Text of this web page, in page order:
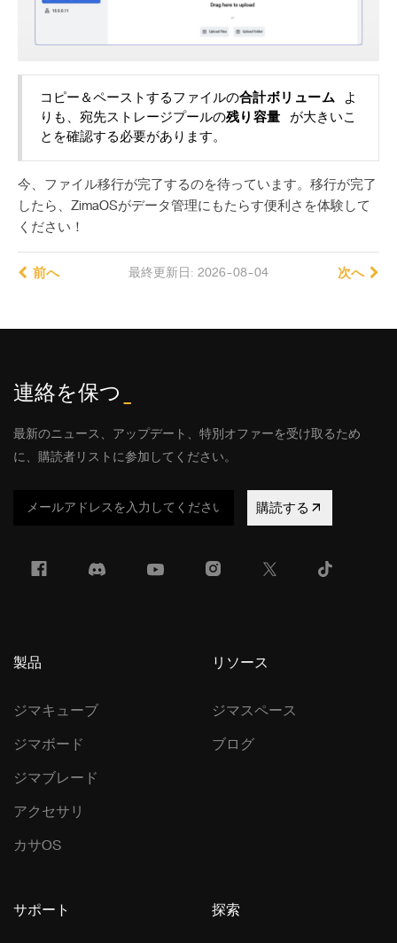
コピー＆ペーストするファイルの合計ボリューム
よ
りも、宛先ストレージプールの残り容量
が大きいこ
とを確認する必要があります。
今、ファイル移行が完了するのを待っています。移行が完了
したら、ZimaOSがデータ管理にもたらす便利さを体験して
ください！
最終更新日: 2026-08-04
前へ 次へ
連絡を保つ
最新のニュース、アップデート、特別オファーを受け取るため
に、購読者リストに参加してください。
購読する
製品
ジマキューブ
ジマボード
ジマブレード
アクセサリ
カサOS
リソース
ジマスペース
ブログ
サポート 探索